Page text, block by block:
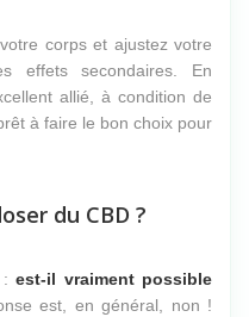
corps et ajustez votre
effets secondaires. En
allié, à condition de
à faire le bon choix pour
du CBD ?
:est-il vraiment possible
est, en général, non !